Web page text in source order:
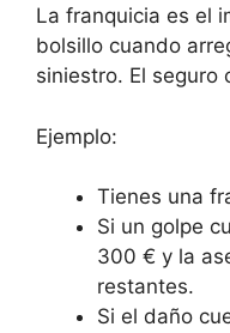
La franquicia es el
bolsillo cuando
siniestro. El seguro
Ejemplo:
Tienes una
Si un golpe
300 € y la
restantes.
Si el daño